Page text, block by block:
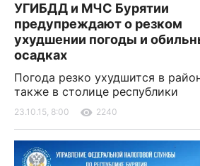
УГИБДД и МЧС Бурятии
предупреждают о резком
ухудшении погоды и
осадках
Погода резко ухудшится в
также в столице республики
23.10.15, 8:00 2240